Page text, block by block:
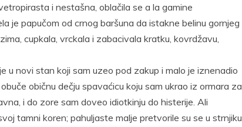
i nestašna, oblačila se a la gamine
je papučom od crnog baršuna da istakne belinu gornjeg
cupkala, vrckala i zabacivala kratku, kovrdžavu,
u novi stan koji sam uzeo pod zakup i malo je iznenadio
običnu dečju spavaćicu koju sam ukrao iz ormara za
i do zore sam doveo idiotkinju do histerije. Ali
tamni koren; pahuljaste malje pretvorile su se u strnjiku